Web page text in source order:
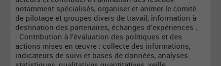
notamment spécialisés, organiser et animer le comité
de pilotage et groupes divers de travail, information à
destination des partenaires, échanges d’expériences ;
- Contribution à l’évaluation des politiques et des
actions mises en œuvre : collecte des informations,
indicateurs de suivi et bases de données, analyses